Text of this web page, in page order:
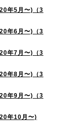
年5月〜)（3
年6月〜)（3
年7月〜)（3
年8月〜)（3
年9月〜)（3
年10月〜)